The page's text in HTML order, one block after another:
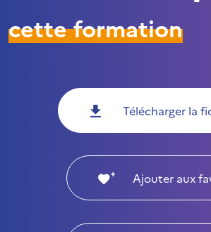
cette formation
Télécharger la
Ajouter aux